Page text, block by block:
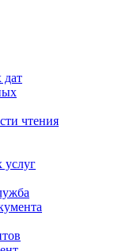
дат
чтения
услуг